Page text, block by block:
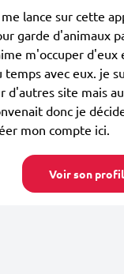
lance sur cette
garde d'animaux
m'occuper d'eux
temps avec eux. je
d'autres site mais
donc je
mon compte ici.
Voir son profil